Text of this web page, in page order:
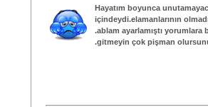
Hayatım boyunca
içindeydi.elamanlarının
.ablam ayarlamıştı yorumlara
.gitmeyin çok pişman